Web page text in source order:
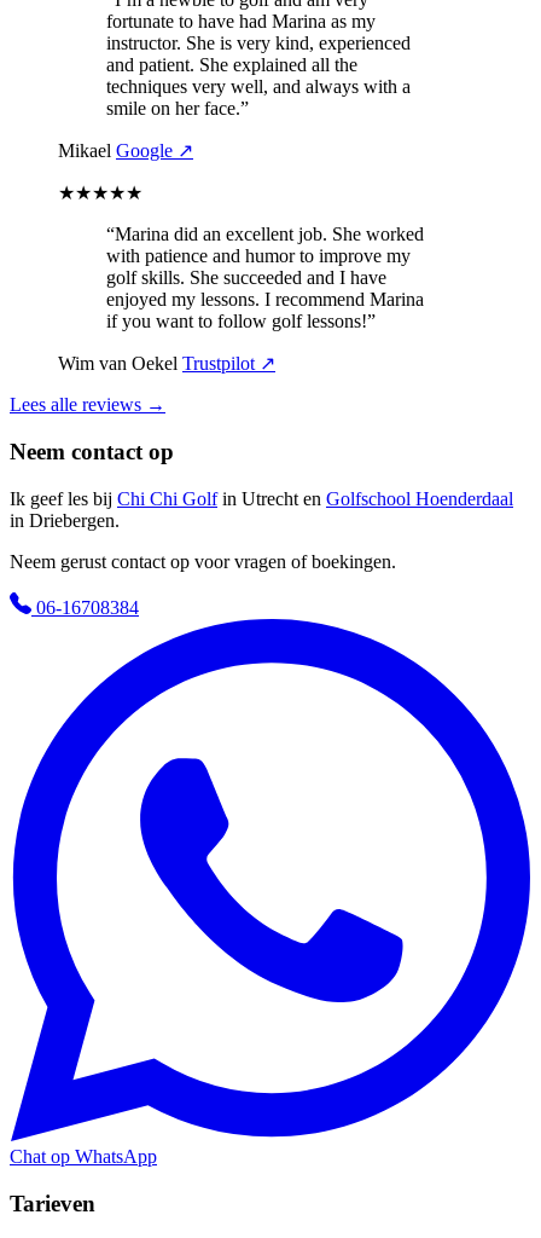
fortunate to have had Marina as my
instructor. She is very kind, experienced
and patient. She explained all the
techniques very well, and always with a
smile on her face.”
Mikael Google ↗
★★★★★
“Marina did an excellent job. She worked
with patience and humor to improve my
golf skills. She succeeded and I have
enjoyed my lessons. I recommend Marina
if you want to follow golf lessons!”
Wim van Oekel Trustpilot ↗
Lees alle reviews →
Neem contact op
Ik geef les bij Chi Chi Golfin Utrecht en Golfschool Hoenderdaal
in Driebergen.
Neem gerust contact op voor vragen of boekingen.
06-16708384
Chat op WhatsApp
Tarieven